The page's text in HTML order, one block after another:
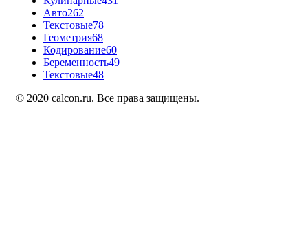
Авто262
Текстовые78
Геометрия68
Кодирование60
Беременность49
Текстовые48
© 2020 calcon.ru. Все права защищены.